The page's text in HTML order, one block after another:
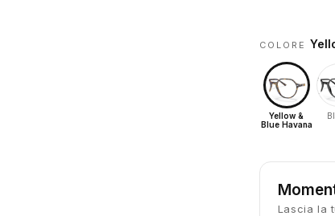
COLORE
Yellow &
Blue Havana
Lascia la